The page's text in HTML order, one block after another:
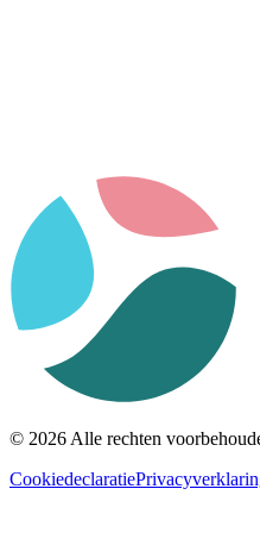
© 2026 Alle rechten
Cookiedeclaratie